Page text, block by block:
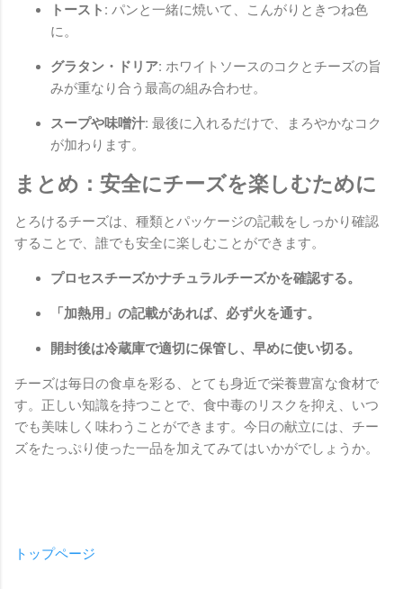
トースト: パンと一緒に焼いて、こんがりときつね色
に。
グラタン・ドリア: ホワイトソースのコクとチーズの旨
みが重なり合う最高の組み合わせ。
スープや味噌汁: 最後に入れるだけで、まろやかなコク
が加わります。
まとめ：安全にチーズを楽しむために
とろけるチーズは、種類とパッケージの記載をしっかり確認
することで、誰でも安全に楽しむことができます。
プロセスチーズかナチュラルチーズかを確認する。
「加熱用」の記載があれば、必ず火を通す。
開封後は冷蔵庫で適切に保管し、早めに使い切る。
チーズは毎日の食卓を彩る、とても身近で栄養豊富な食材で
す。正しい知識を持つことで、食中毒のリスクを抑え、いつ
でも美味しく味わうことができます。今日の献立には、チー
ズをたっぷり使った一品を加えてみてはいかがでしょうか。
トップページ